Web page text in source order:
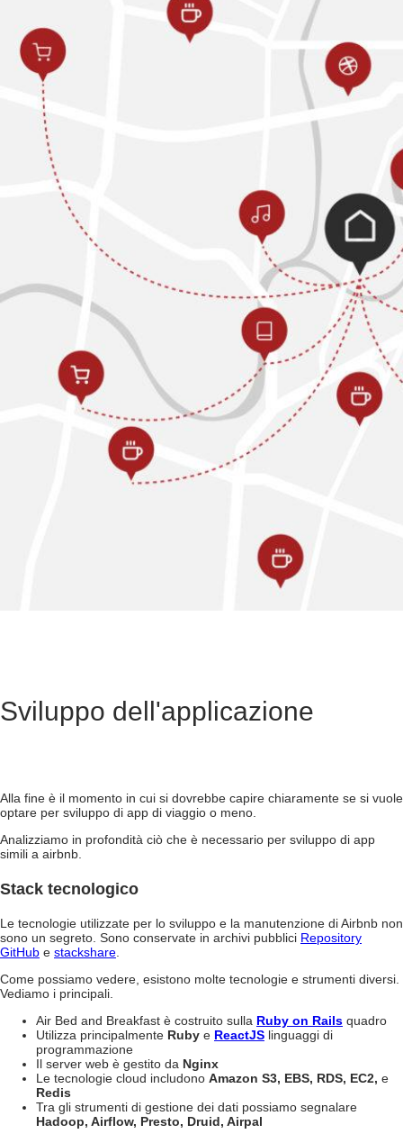
Sviluppo dell'applicazione
Alla fine è il momento in cui si dovrebbe capire chiaramente se si vuole
optare per sviluppo di app di viaggio o meno.
Analizziamo in profondità ciò che è necessario per sviluppo di app
simili a airbnb
Stack tecnologico
Le tecnologie utilizzate per lo sviluppo e la manutenzione di Airbnb non
sono un segreto. Sono conservate in archivi pubblici Repository
GitHub e stackshare
Come possiamo vedere, esistono molte tecnologie e strumenti diversi.
Vediamo i principali.
Air Bed and Breakfast è costruito sulla Ruby on Rails quadro
Utilizza principalmente Ruby e ReactJS linguaggi di
programmazione
Il server web è gestito da Nginx
Le tecnologie cloud includono Amazon S3, EBS, RDS, EC2, e
Redis
Tra gli strumenti di gestione dei dati possiamo segnalare
Hadoop, Airflow, Presto, Druid, Airpal